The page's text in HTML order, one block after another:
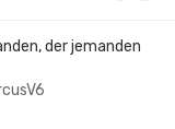
der jemanden